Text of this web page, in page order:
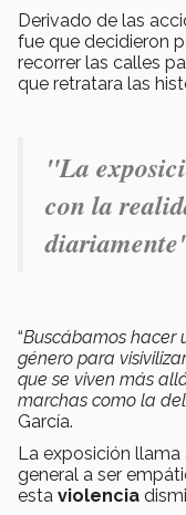
Derivado de las
fue que decidieron
recorrer las calles
que retratara las
"La
con la
“Buscábamos hacer
género para
que se viven más
marchas como la
García.
La exposición llama
general a ser
esta violencia